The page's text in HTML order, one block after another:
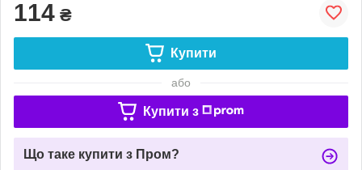
114 ₴
Купити
або
Купити з
Що таке купити з Пром?